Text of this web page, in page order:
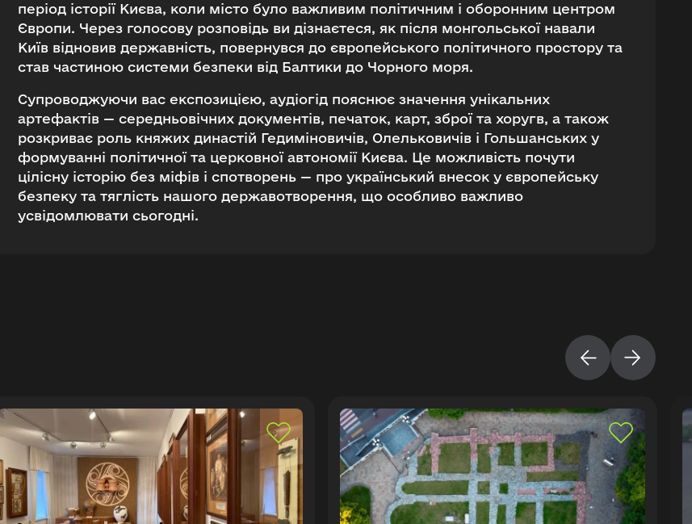
Продовжити з email
період історії Києва, коли місто було важливим політичним і оборонним центром
Європи. Через голосову розповідь ви дізнаєтеся, як після монгольської навали
Київ відновив державність, повернувся до європейського політичного простору та
став частиною системи безпеки від Балтики до Чорного моря.
Супроводжуючи вас експозицією, аудіогід пояснює значення унікальних
артефактів — середньовічних документів, печаток, карт, зброї та хоругв, а також
розкриває роль княжих династій Гедиміновичів, Олельковичів і Гольшанських у
формуванні політичної та церковної автономії Києва. Це можливість почути
цілісну історію без міфів і спотворень — про український внесок у європейську
безпеку та тяглість нашого державотворення, що особливо важливо
усвідомлювати сьогодні.